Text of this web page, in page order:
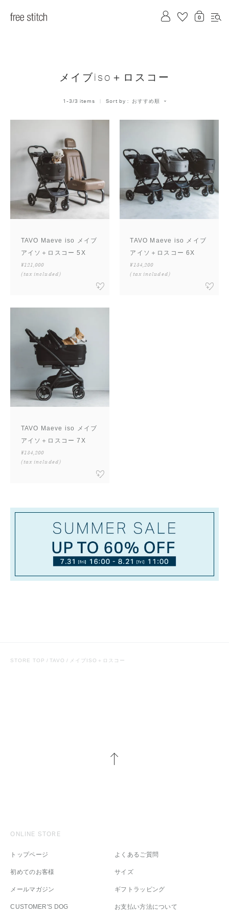
メイブiso＋ロスコー
1 -3/3 items Sort by おすすめ順
TAVO Maeve iso メイブ
アイソ＋ロスコー 5X
¥121,000
(tax included)
TAVO Maeve iso メイブ
アイソ＋ロスコー 6X
¥134,200
(tax included)
TAVO Maeve iso メイブ
アイソ＋ロスコー 7X
¥134,200
(tax included)
STORE TOP TAVO メイブISO＋ロスコー
ONLINE STORE
トップページ
初めてのお客様
メールマガジン
CUSTOMER'S DOG
よくあるご質問
サイズ
ギフトラッピング
お支払い方法について